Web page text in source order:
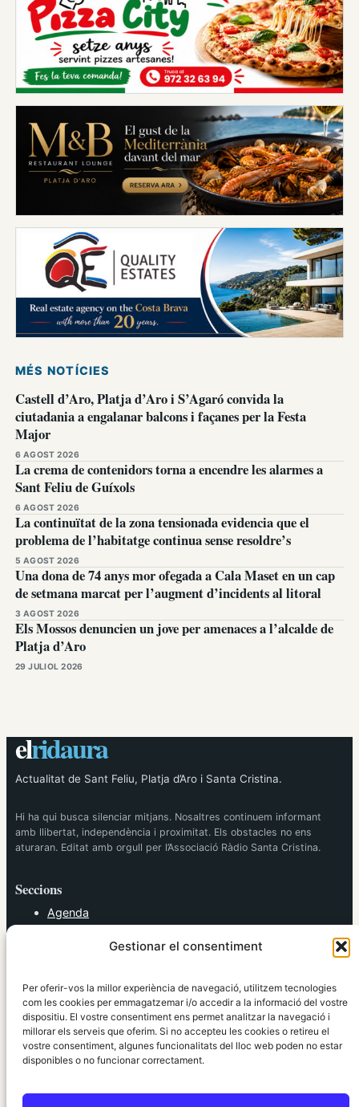
Gestionar el consentiment
Per oferir-vos la millor experiència de navegació, utilitzem tecnologies
com les cookies per emmagatzemar i/o accedir a la informació del vostre
dispositiu. El vostre consentiment ens permet analitzar la navegació i
millorar els serveis que oferim. Si no accepteu les cookies o retireu el
vostre consentiment, algunes funcionalitats del lloc web poden no estar
disponibles o no funcionar correctament.
MÉS NOTÍCIES
Castell d’Aro, Platja d’Aro i S’Agaró convida la
ciutadania a engalanar balcons i façanes per la Festa
Major
6 AGOST 2026
La crema de contenidors torna a encendre les alarmes a
Sant Feliu de Guíxols
6 AGOST 2026
La continuïtat de la zona tensionada evidencia que el
problema de l’habitatge continua sense resoldre’s
5 AGOST 2026
Una dona de 74 anys mor ofegada a Cala Maset en un cap
de setmana marcat per l’augment d’incidents al litoral
3 AGOST 2026
Els Mossos denuncien un jove per amenaces a l’alcalde de
Platja d’Aro
29 JULIOL 2026
elridaura
Actualitat de Sant Feliu, Platja d’Aro i Santa Cristina.
Hi ha qui busca silenciar mitjans. Nosaltres continuem informant
amb llibertat, independència i proximitat. Els obstacles no ens
aturaran. Editat amb orgull per l’Associació Ràdio Santa Cristina.
Seccions
Agenda
Política
Societat
Tendències
elRidaura.com